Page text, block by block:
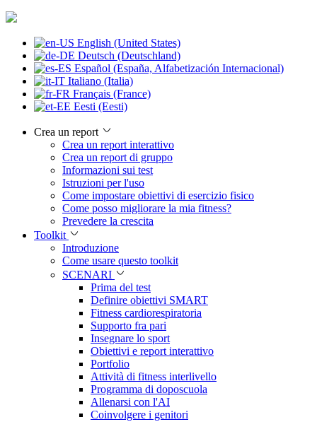
English (United States)
Deutsch (Deutschland)
Español (España, Alfabetización Internacional)
Italiano (Italia)
Français (France)
Eesti (Eesti)
Crea un report
Crea un report interattivo
Crea un report di gruppo
Informazioni sui test
Istruzioni per l'uso
Come impostare obiettivi di esercizio fisico
Come posso migliorare la mia fitness?
Prevedere la crescita
Toolkit
Introduzione
Come usare questo toolkit
SCENARI
Prima del test
Definire obiettivi SMART
Fitness cardiorespiratoria
Supporto fra pari
Insegnare lo sport
Obiettivi e report interattivo
Portfolio
Attività di fitness interlivello
Programma di doposcuola
Allenarsi con l'AI
Coinvolgere i genitori